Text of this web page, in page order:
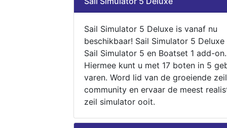
Sail Simulator 5 Deluxe is vanaf nu
beschikbaar! Sail Simulator 5
Sail Simulator 5 en Boatset 1 add-on.
Hiermee kunt u met 17 boten in 5
varen. Word lid van de groeiende zeil
community en ervaar de meest
zeil simulator ooit.